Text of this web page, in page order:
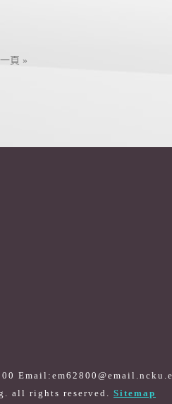
一頁 »
all rights reserved. Sitemap